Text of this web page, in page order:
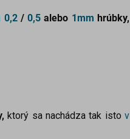
0,2/0,5 alebo 1mm hrúbky,
ktorý sa nachádza tak istov